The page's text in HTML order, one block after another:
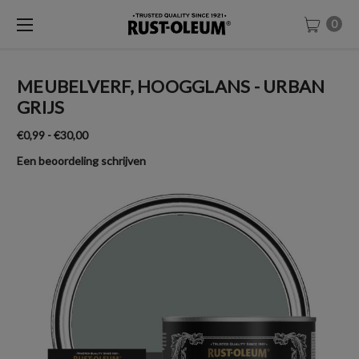
0
MEUBELVERF, HOOGGLANS - URBAN
GRIJS
€0,99 - €30,00
Een beoordeling schrijven